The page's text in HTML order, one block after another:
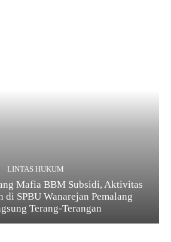
LINTAS HUKUM
Mafia BBM Subsidi, Aktivitas
di SPBU Wanarejan Pemalang
Terang-Terangan